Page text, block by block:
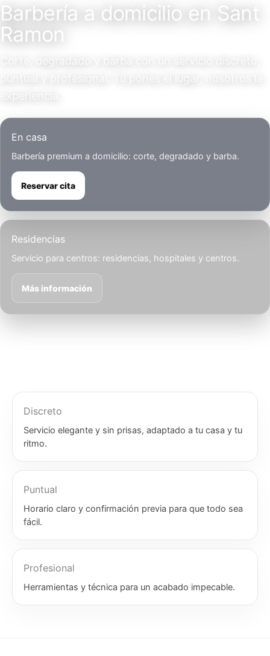
Barbería a domicilio en Sant
Ramon
Corte, degradado y barba con un servicio discreto,
puntual y profesional. Tú pones el lugar, nosotros la
En casa
Barbería premium a domicilio: corte, degradado y barba.
Reservar cita
Residencias
Servicio para centros: residencias, hospitales y centros.
Más información
Discreto
Servicio elegante y sin prisas, adaptado a tu casa y tu
ritmo.
Puntual
Horario claro y confirmación previa para que todo sea
fácil.
Profesional
Herramientas y técnica para un acabado impecable.